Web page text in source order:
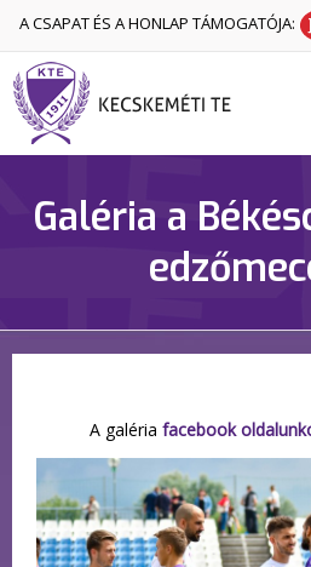
A CSAPAT ÉS A HONLAP TÁMOGATÓJA:
Galéria a
A galéria facebook